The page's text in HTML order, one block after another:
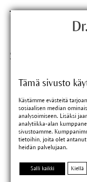
Tämä sivusto
Käytämme evästeitä
sosiaalisen median
analysoimiseen. Lisäksi
analytiikka-alan
sivustoamme.
tietoihin, joita olet
heidän palvelujaan.
Salli kaikki Kiellä
Sopivat